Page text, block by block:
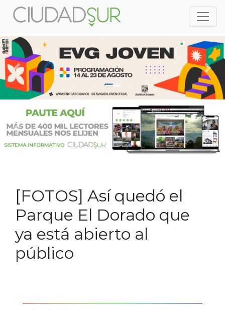
Previous
Previous
[FOTOS] Así quedó el
Parque El Dorado que
ya está abierto al
público